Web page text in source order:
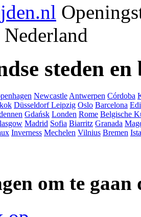
steden en
Newcastle Antwerpen Córdoba
DüsseldorfLeipzig Oslo Barcelona
Gdańsk Londen Rome Belgische
Madrid Sofia Biarritz Granada
Inverness Mechelen Vilnius Bremen
om te gaan